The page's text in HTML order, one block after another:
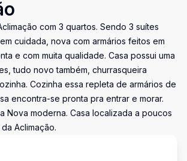
com 3 quartos. Sendo 3 suítes
cuidada, nova com armários feitos em
e com muita qualidade. Casa possui uma
tudo novo também, churrasqueira
Cozinha essa repleta de armários de
encontra-se pronta pra entrar e morar.
Nova moderna. Casa localizada a poucos
Aclimação.